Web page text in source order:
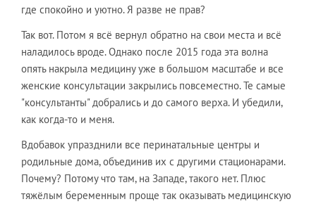
где спокойно и уютно. Я разве не прав?
Так вот. Потом я всё вернул обратно на свои места и всё
наладилось вроде. Однако после 2015 года эта волна
опять накрыла медицину уже в большом масштабе и все
женские консультации закрылись повсеместно. Те самые
"консультанты" добрались и до самого верха. И убедили,
как когда-то и меня.
Вдобавок упразднили все перинатальные центры и
родильные дома, объединив их с другими стационарами.
Почему? Потому что там, на Западе, такого нет. Плюс
тяжёлым беременным проще так оказывать медицинскую